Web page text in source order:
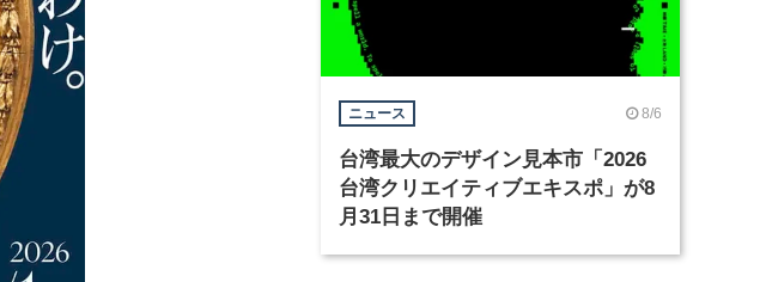
ニュース 8/6
台湾最大のデザイン見本市「2026
台湾クリエイティブエキスポ」が8
月31日まで開催